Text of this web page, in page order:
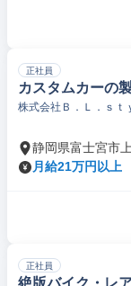
正社員
カスタムカーの
株式会社Ｂ．Ｌ．ｓｔ
静岡県富士宮市
月給21万円以上
正社員
絶版バイク・レ